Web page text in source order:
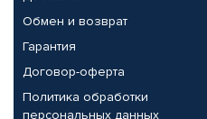
Обмен и возврат
Гарантия
Договор-оферта
Политика обработки
персональных данных